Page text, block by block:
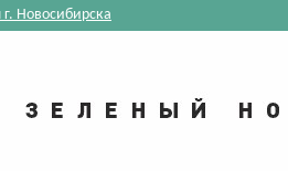
Новосибирска